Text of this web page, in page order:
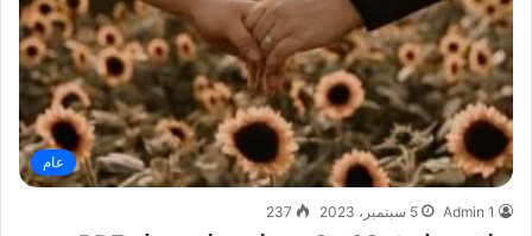
عام
Admin 1 5 سبتمبر، 2023 237